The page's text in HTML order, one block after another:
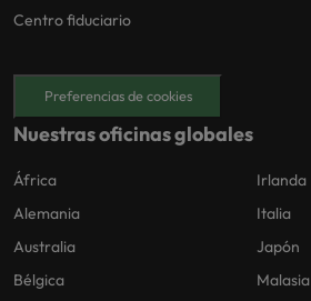
Centro fiduciario
Preferencias de cookies
Nuestras oficinas globales
África
Alemania
Australia
Bélgica
Irlanda
Italia
Japón
Malasia